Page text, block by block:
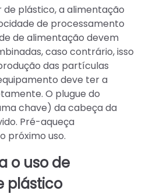
de plástico, a alimentação
de processamento
de alimentação devem
caso contrário, isso
das partículas
deve ter a
O plugue do
chave) da cabeça da
Pré-aqueça
próximo uso.
o uso de
plástico